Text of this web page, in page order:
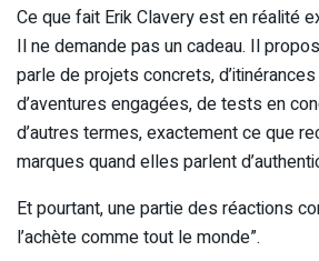
Ce que fait Erik Clavery est en réalité
Il ne demande pas un cadeau. Il
parle de projets concrets,
d’aventures engagées, de tests en
d’autres termes, exactement ce que
marques quand elles parlent
Et pourtant, une partie des réactions
l’achète comme tout le monde”.